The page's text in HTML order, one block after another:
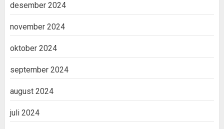
desember 2024
november 2024
oktober 2024
september 2024
august 2024
juli 2024